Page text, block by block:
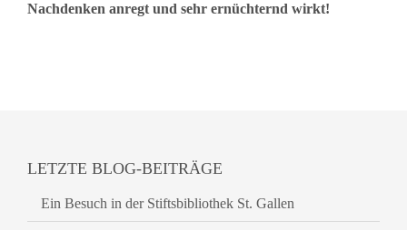
Nachdenken anregt und sehr ernüchternd wirkt!
LETZTE BLOG-BEITRÄGE
Ein Besuch in der Stiftsbibliothek St. Gallen